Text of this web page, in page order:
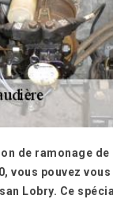
de ramonage de
vous pouvez
Lobry. Ce